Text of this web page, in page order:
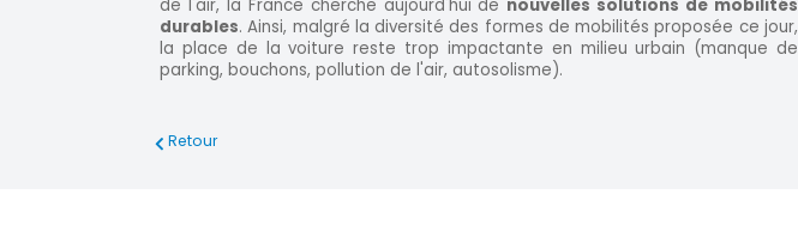
de l'air, la France cherche aujourd'hui de nouvelles solutions de mobilités
durables. Ainsi, malgré la diversité des formes de mobilités proposée ce jour,
la place de la voiture reste trop impactante en milieu urbain (manque de
parking, bouchons, pollution de l'air, autosolisme).
Retour